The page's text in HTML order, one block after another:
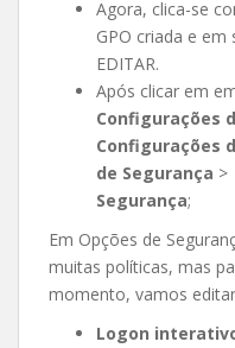
Agora, clica-se
GPO criada e
EDITAR.
Após clicar em
Configurações
Configurações
de Segurança >
Segurança;
Em Opções de
muitas políticas, mas
momento, vamos
Logon